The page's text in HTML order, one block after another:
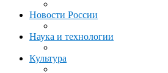
Новости России
Наука и технологии
Культура